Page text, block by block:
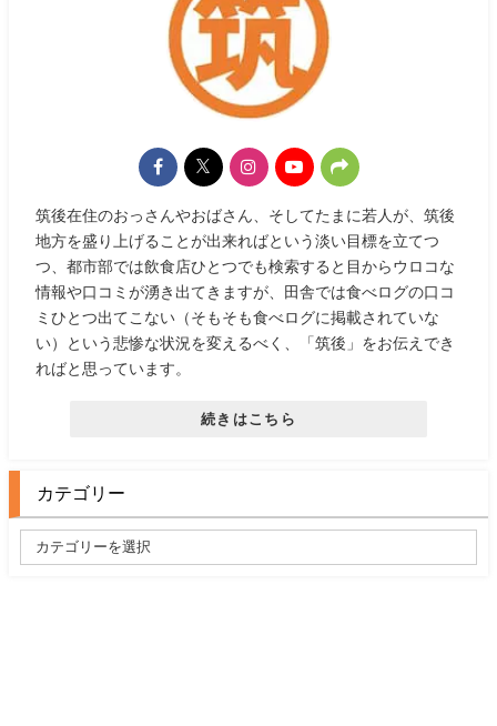
筑後在住のおっさんやおばさん、そしてたまに若人が、筑後
地方を盛り上げることが出来ればという淡い目標を立てつ
つ、都市部では飲食店ひとつでも検索すると目からウロコな
情報や口コミが湧き出てきますが、田舎では食べログの口コ
ミひとつ出てこない（そもそも食べログに掲載されていな
い）という悲惨な状況を変えるべく、「筑後」をお伝えでき
ればと思っています。
続きはこちら
カテゴリー